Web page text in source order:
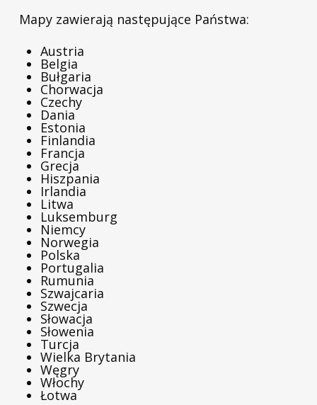
Mapy zawierają następujące Państwa:
Austria
Belgia
Bułgaria
Chorwacja
Czechy
Dania
Estonia
Finlandia
Francja
Grecja
Hiszpania
Irlandia
Litwa
Luksemburg
Niemcy
Norwegia
Polska
Portugalia
Rumunia
Szwajcaria
Szwecja
Słowacja
Słowenia
Turcja
Wielka Brytania
Węgry
Włochy
Łotwa